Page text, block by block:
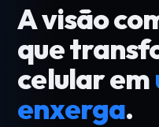
A visão
que
celular em
enxerga.